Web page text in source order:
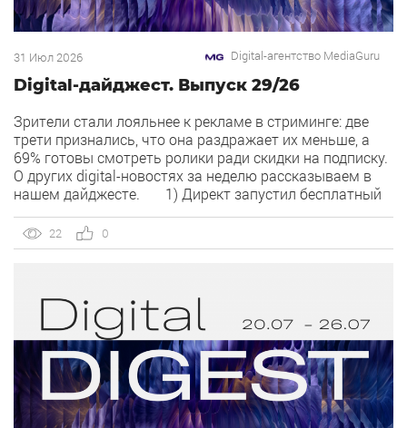
31 Июл 2026 Digital-агентство MediaGuru
Digital-дайджест. Выпуск 29/26
Зрители стали лояльнее к рекламе в стриминге: две
трети признались, что она раздражает их меньше, а
69% готовы смотреть ролики ради скидки на подписку.
О других digital-новостях за неделю рассказываем в
нашем дайджесте. 1) Директ запустил бесплатный
встроенный динамический коллтрекинг — без доплат и
интеграций со сторонними сервисами. […]
22 0